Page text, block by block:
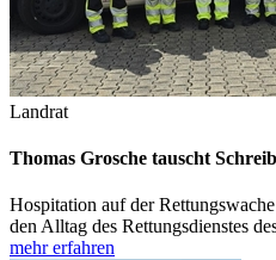
Landrat
Thomas Grosche tauscht
Hospitation auf der
den Alltag des Rettungsdienstes
mehr erfahren